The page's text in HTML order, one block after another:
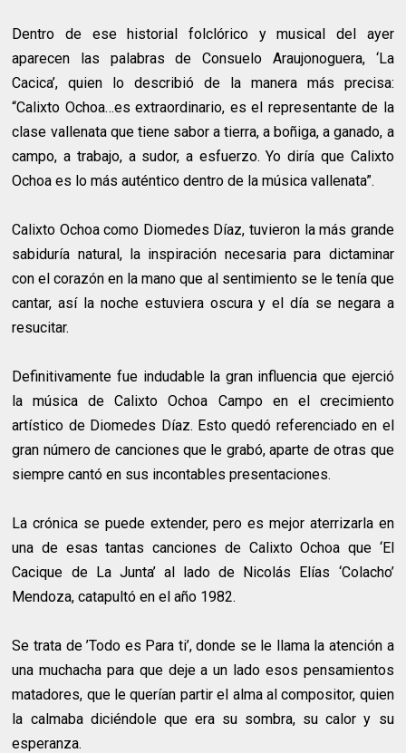
Dentro de ese historial folclórico y musical del ayer
aparecen las palabras de Consuelo Araujonoguera, ‘La
Cacica’, quien lo describió de la manera más precisa:
“Calixto Ochoa…es extraordinario, es el representante de la
clase vallenata que tiene sabor a tierra, a boñiga, a ganado, a
campo, a trabajo, a sudor, a esfuerzo. Yo diría que Calixto
Ochoa es lo más auténtico dentro de la música vallenata”.
Calixto Ochoa como Diomedes Díaz, tuvieron la más grande
sabiduría natural, la inspiración necesaria para dictaminar
con el corazón en la mano que al sentimiento se le tenía que
cantar, así la noche estuviera oscura y el día se negara a
resucitar.
Definitivamente fue indudable la gran influencia que ejerció
la música de Calixto Ochoa Campo en el crecimiento
artístico de Diomedes Díaz. Esto quedó referenciado en el
gran número de canciones que le grabó, aparte de otras que
siempre cantó en sus incontables presentaciones.
La crónica se puede extender, pero es mejor aterrizarla en
una de esas tantas canciones de Calixto Ochoa que ‘El
Cacique de La Junta’ al lado de Nicolás Elías ‘Colacho’
Mendoza, catapultó en el año 1982.
Se trata de ’Todo es Para ti’, donde se le llama la atención a
una muchacha para que deje a un lado esos pensamientos
matadores, que le querían partir el alma al compositor, quien
la calmaba diciéndole que era su sombra, su calor y su
esperanza.